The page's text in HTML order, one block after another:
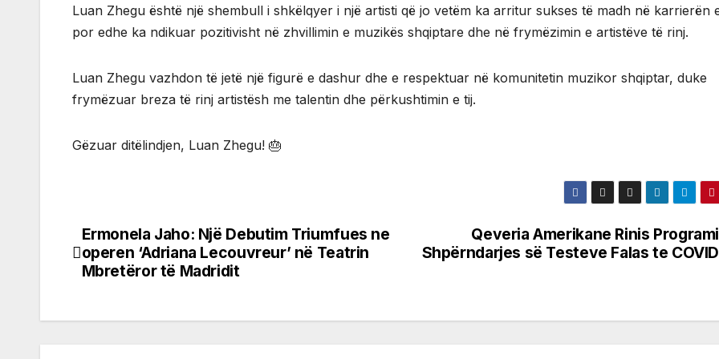
Luan Zhegu është një shembull i shkëlqyer i një artisti që jo vetëm ka arritur sukses të madh në karrierën
por edhe ka ndikuar pozitivisht në zhvillimin e muzikës shqiptare dhe në frymëzimin e artistëve të rinj.
Luan Zhegu vazhdon të jetë një figurë e dashur dhe e respektuar në komunitetin muzikor shqiptar, duke
frymëzuar breza të rinj artistësh me talentin dhe përkushtimin e tij.
Gëzuar ditëlindjen, Luan Zhegu! 🎂
Post
navigation
Qeveria Amerikane Rinis
Shpërndarjes së Testeve Falas te
Ermonela Jaho: Një Debutim Triumfues ne
operen ‘Adriana Lecouvreur’ në Teatrin
Mbretëror të Madridit